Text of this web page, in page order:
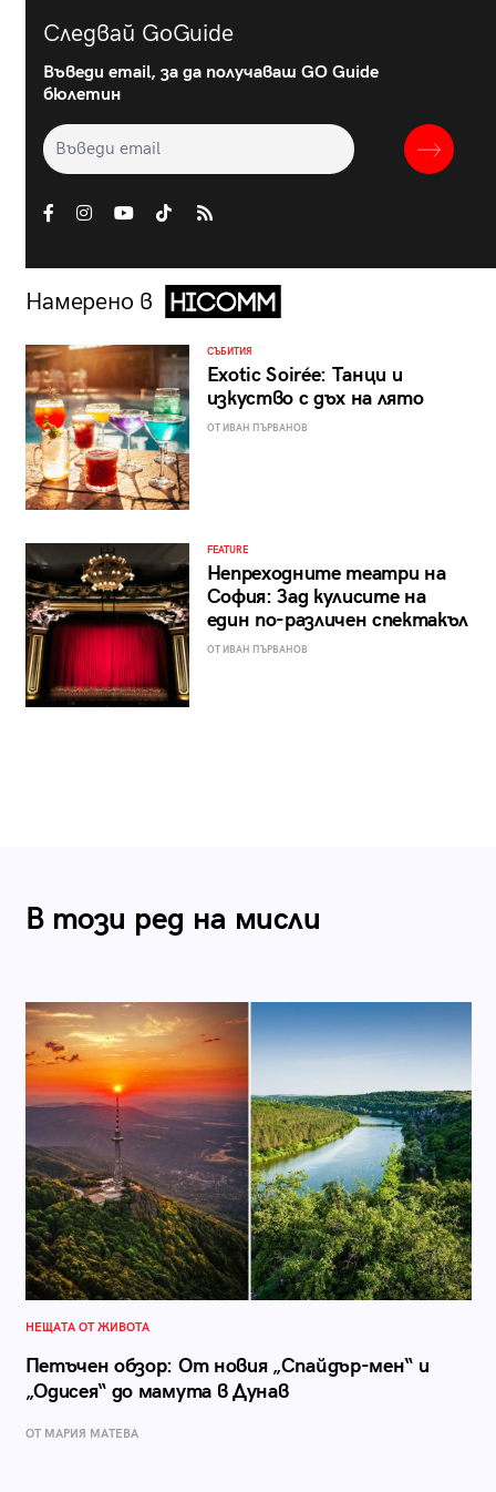
Следвай GoGuide
Въведи email, за да получаваш GO Guide
бюлетин
Намерено в
СЪБИТИЯ
Exotic Soirée: Танци и
изкуство с дъх на лято
ОТ ИВАН ПЪРВАНОВ
FEATURE
Непреходните театри на
София: Зад кулисите на
един по-различен спектакъл
ОТ ИВАН ПЪРВАНОВ
В този ред на мисли
НЕЩАТА ОТ ЖИВОТА
Петъчен обзор: От новия „Спайдър-мен“ и
„Одисея“ до мамута в Дунав
ОТ МАРИЯ МАТЕВА